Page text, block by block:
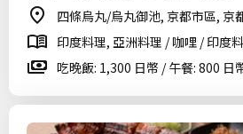
四條烏丸/烏丸御池, 京都市區, 京
印度料理, 亞洲料理 / 咖哩 / 印度
吃晚飯: 1,300 日幣 / 午餐: 800 日